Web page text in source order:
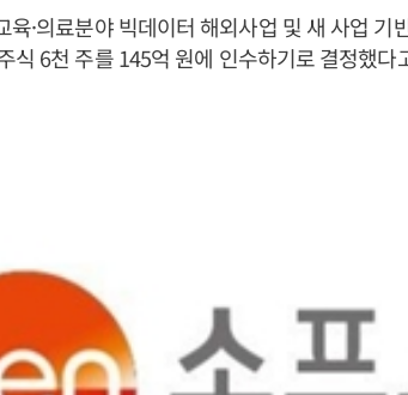
육·의료분야 빅데이터 해외사업 및 새 사업 기
식 6천 주를 145억 원에 인수하기로 결정했다